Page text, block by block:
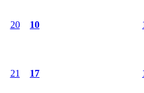
20 10
21 17